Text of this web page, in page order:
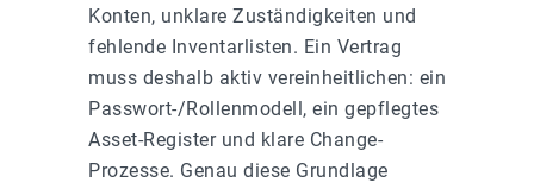
Konten, unklare Zuständigkeiten und
fehlende Inventarlisten. Ein Vertrag
muss deshalb aktiv vereinheitlichen: ein
Passwort-/Rollenmodell, ein gepflegtes
Asset-Register und klare Change-
Prozesse. Genau diese Grundlage